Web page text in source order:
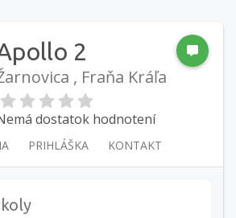
2
, Fraňa Kráľa
dostatok hodnotení
PRIHLÁŠKA KONTAKT